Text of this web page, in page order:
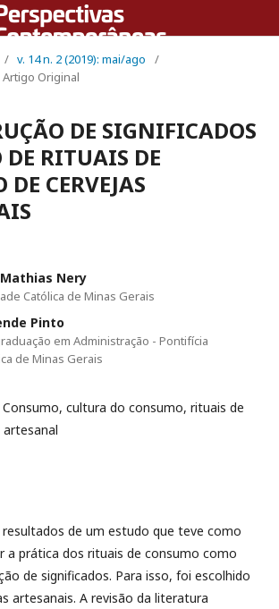
/ v. 14 n. 2 (2019): mai/ago
/
Original
DE SIGNIFICADOS
DE RITUAIS DE
CERVEJAS
Nery
Católica de Minas Gerais
Pinto
em Administração - Pontifícia
de Minas Gerais
Consumo, cultura do consumo, rituais de
de um estudo que teve como
a prática dos rituais de consumo como
de significados. Para isso, foi escolhido
artesanais. A revisão da literatura